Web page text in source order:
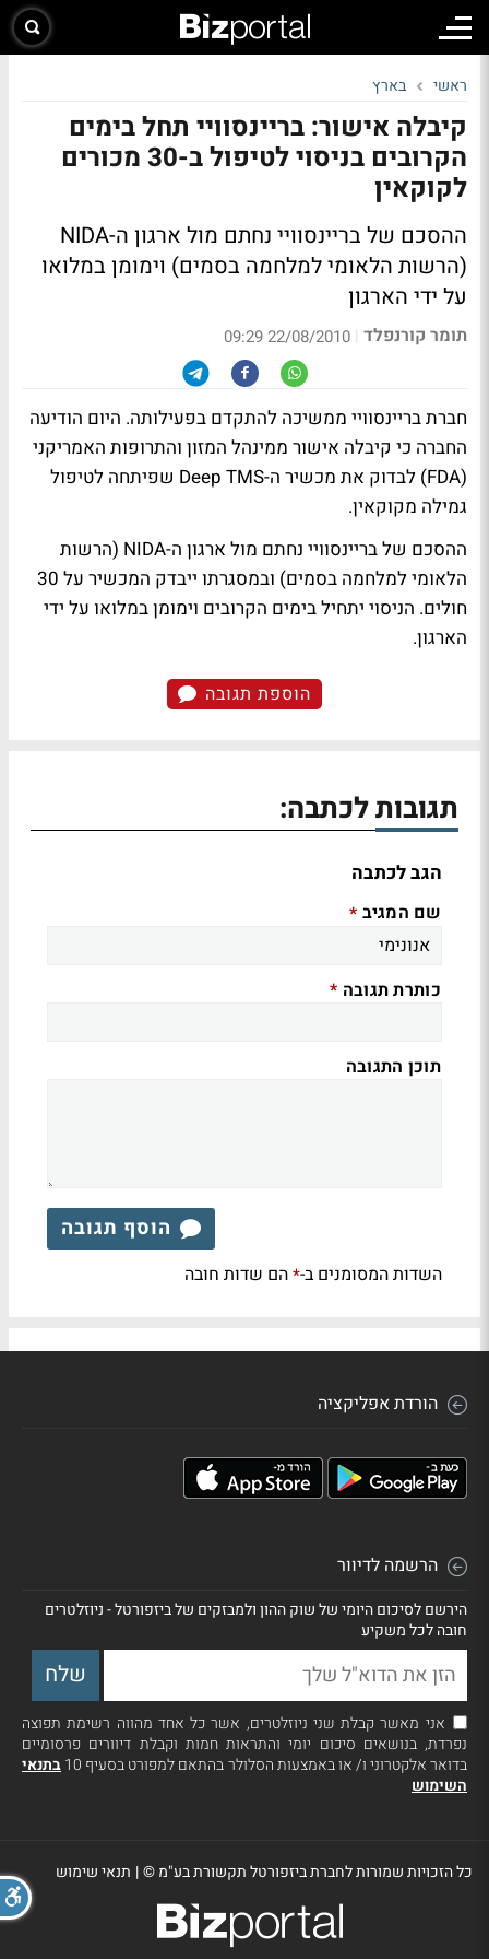
ראשי בארץ
קיבלה אישור: בריינסוויי תחל בימים
הקרובים בניסוי לטיפול ב-30 מכורים
לקוקאין
ההסכם של בריינסוויי נחתם מול ארגון ה-NIDA
(הרשות הלאומי למלחמה בסמים) וימומן במלואו
על ידי הארגון
תומר קורנפלד |
22/08/2010 09:29
חברת בריינסוויי ממשיכה להתקדם בפעילותה. היום הודיעה
החברה כי קיבלה אישור ממינהל המזון והתרופות האמריקני
(FDA) לבדוק את מכשיר ה-Deep TMS שפיתחה לטיפול
גמילה מקוקאין.
ההסכם של בריינסוויי נחתם מול ארגון ה-NIDA (הרשות
הלאומי למלחמה בסמים) ובמסגרתו ייבדק המכשיר על 30
חולים. הניסוי יתחיל בימים הקרובים וימומן במלואו על ידי
הארגון.
הוספת תגובה
תגובות לכתבה:
הגב לכתבה
שם המגיב *
כותרת תגובה *
תוכן התגובה
הוסף תגובה
השדות המסומנים ב-*הם שדות חובה
הורדת אפליקציה
הרשמה לדיוור
הירשם לסיכום היומי של שוק ההון ולמבזקים של ביזפורטל - ניוזלטרים
חובה לכל משקיע
אני מאשר קבלת שני ניוזלטרים, אשר כל אחד מהווה רשימת תפוצה
נפרדת, בנושאים סיכום יומי והתראות חמות וקבלת דיוורים פרסומיים
בדואר אלקטרוני ו/ או באמצעות הסלולר בהתאם למפורט בסעיף 10
בתנאי
השימוש
כל הזכויות שמורות לחברת ביזפורטל תקשורת בע"מ ©| תנאי שימוש